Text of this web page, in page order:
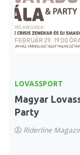
LOVASSPORT
Magyar
Party
Riderline